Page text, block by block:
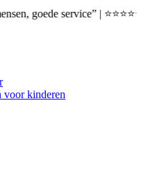
goede service” |
voor kinderen